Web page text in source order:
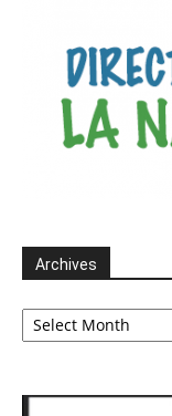
Archives
Archives